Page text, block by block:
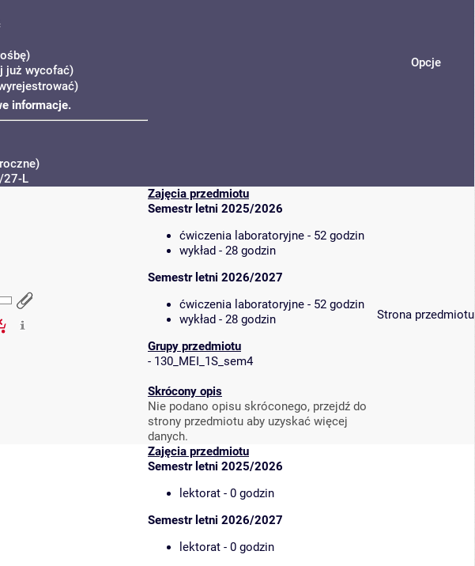
już wycofać)
informacje.
Opcje
27-L
Zajęcia przedmiotu
Semestr letni 2025/2026
ćwiczenia laboratoryjne - 52 godzin
wykład - 28 godzin
Semestr letni 2026/2027
ćwiczenia laboratoryjne - 52 godzin
wykład - 28 godzin
Grupy przedmiotu
- 130_MEI_1S_sem4
Skrócony opis
Nie podano opisu skróconego, przejdź do
strony przedmiotu aby uzyskać więcej
danych.
Strona przedmiotu
Zajęcia przedmiotu
Semestr letni 2025/2026
lektorat - 0 godzin
Semestr letni 2026/2027
lektorat - 0 godzin